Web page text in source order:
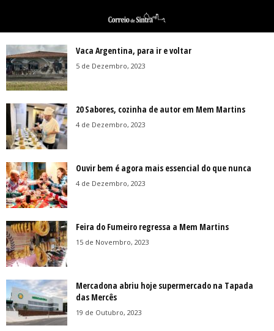
Vaca Argentina, para ir e voltar
5 de Dezembro, 2023
20 Sabores, cozinha de autor em Mem Martins
4 de Dezembro, 2023
Ouvir bem é agora mais essencial do que nunca
4 de Dezembro, 2023
Feira do Fumeiro regressa a Mem Martins
15 de Novembro, 2023
Mercadona abriu hoje supermercado na Tapada
das Mercês
19 de Outubro, 2023